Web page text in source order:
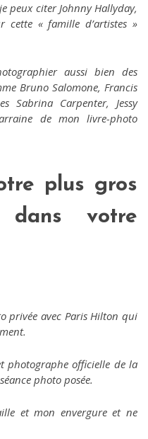
peux citer Johnny Hallyday,
cette « famille d’artistes »
aussi bien des
Bruno Salomone, Francis
Sabrina Carpenter, Jessy
de mon livre-photo
plus gros
dans votre
privée avec Paris Hilton qui
photographe officielle de la
photo posée.
et mon envergure et ne